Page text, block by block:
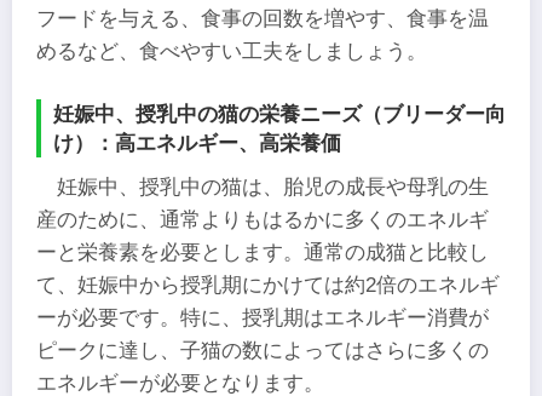
フードを与える、食事の回数を増やす、食事を温
めるなど、食べやすい工夫をしましょう。
妊娠中、授乳中の猫の栄養ニーズ（ブリーダー向
け）：高エネルギー、高栄養価
妊娠中、授乳中の猫は、胎児の成長や母乳の生
産のために、通常よりもはるかに多くのエネルギ
ーと栄養素を必要とします。通常の成猫と比較し
て、妊娠中から授乳期にかけては約2倍のエネルギ
ーが必要です。特に、授乳期はエネルギー消費が
ピークに達し、子猫の数によってはさらに多くの
エネルギーが必要となります。